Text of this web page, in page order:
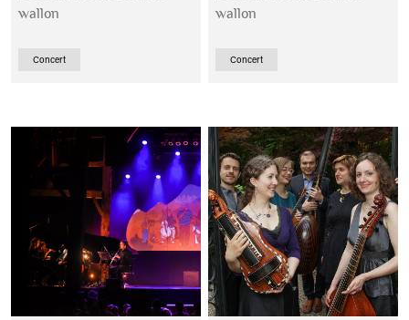
wallon
Concert
wallon
Concert